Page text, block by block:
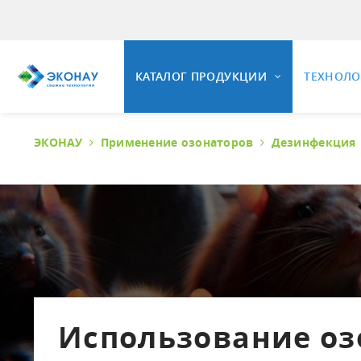
КАТАЛОГ ПРОДУКЦИИ
ОЗОНАТОРНОЕ ОБОРУДОВАНИЕ
Установки озонирования воды
Универсальные озонаторные
Промышленные озонаторы воздуха
Общие
ЭКОНАУ Применение озонаторов Дезинфекция
Использование